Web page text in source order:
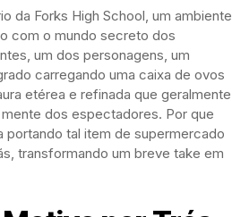
da Forks High School, um ambiente
com o mundo secreto dos
um dos personagens, um
carregando uma caixa de ovos
etérea e refinada que geralmente
dos espectadores. Por que
portando tal item de supermercado
transformando um breve take em